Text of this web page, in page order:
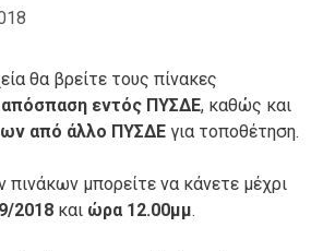
θα βρείτε τους πίνακες
απόσπαση εντός ΠΥΣΔΕ, καθώς και
από άλλο ΠΥΣΔΕ για τοποθέτηση.
πινάκων μπορείτε να κάνετε μέχρι
2018 και ώρα 12.00μμ.